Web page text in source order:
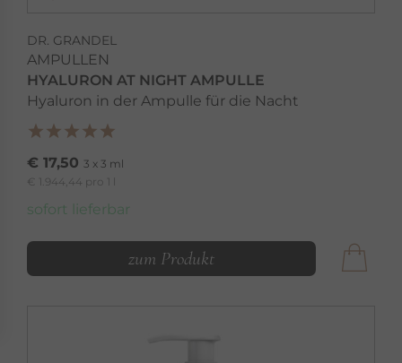
DR. GRANDEL
AMPULLEN
HYALURON AT NIGHT AMPULLE
Hyaluron in der Ampulle für die Nacht
€ 17,50 3 x 3 ml
€ 1.944,44 pro 1 l
sofort lieferbar
zum Produkt